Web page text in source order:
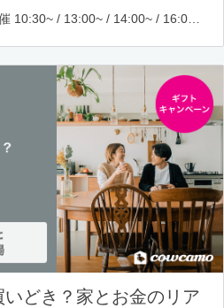
どき？家とお金のリア